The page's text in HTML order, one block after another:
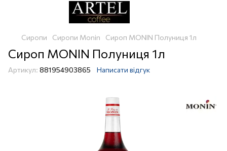
Сиропи Сиропи Monin Сироп MONIN Полуниця 1л
Сироп MONIN Полуниця 1л
Артикул: 881954903865 Написати відгук